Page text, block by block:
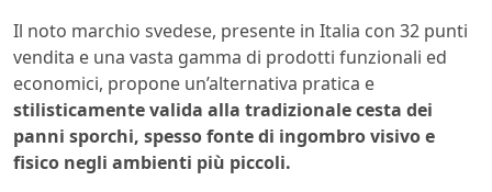
Il noto marchio svedese, presente in Italia con 32 punti
vendita e una vasta gamma di prodotti funzionali ed
economici, propone un’alternativa pratica e
stilisticamente valida alla tradizionale cesta dei
panni sporchi, spesso fonte di ingombro visivo e
fisico negli ambienti più piccoli.